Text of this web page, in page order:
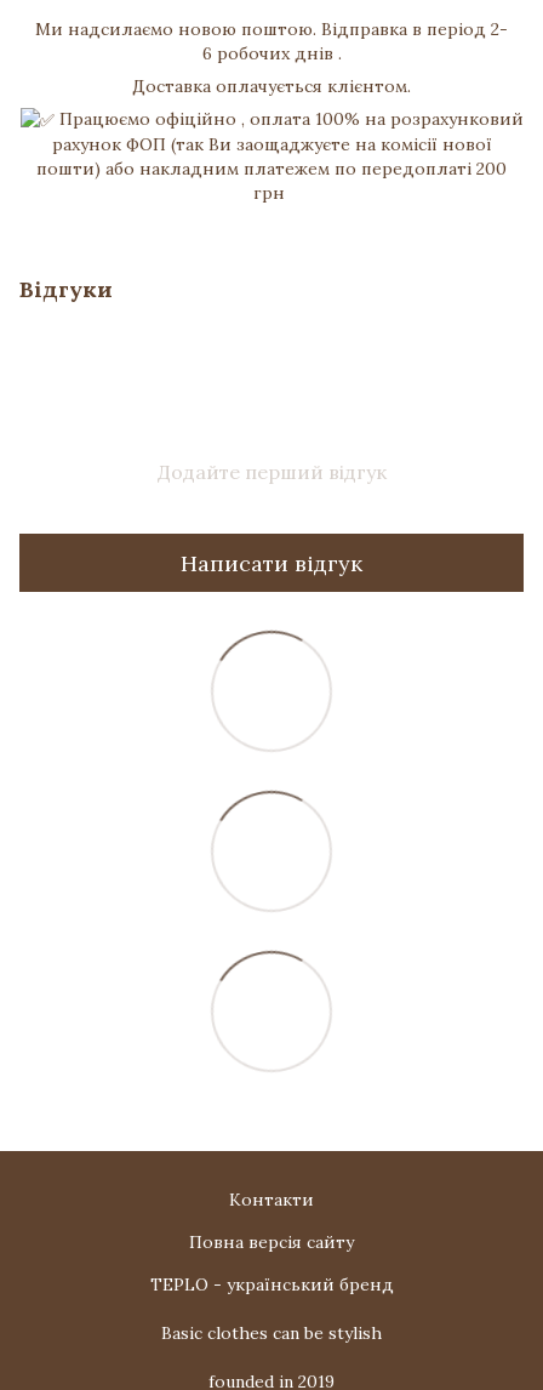
Ми надсилаємо новою поштою. Відправка в період 2-
6 робочих днів .
Доставка оплачується клієнтом.
Працюємо офіційно , оплата 100% на розрахунковий
рахунок ФОП (так Ви заощаджуєте на комісії нової
пошти) або накладним платежем по передоплаті 200
грн
Відгуки
Додайте перший відгук
Написати відгук
Контакти
Повна версія сайту
TEPLO - український бренд
Basic clothes can be stylish
founded in 2019